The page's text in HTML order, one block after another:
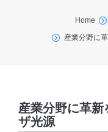
You are here:Home
産業分野に
産業分野に革
ザ光源